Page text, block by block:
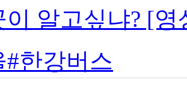
이 알고싶냐? [
#한강버스